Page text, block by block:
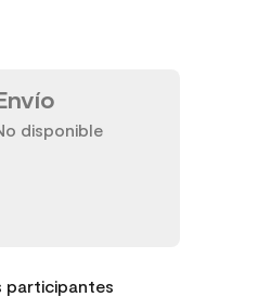
disponible
participantes